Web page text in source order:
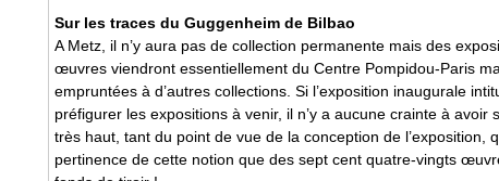
Sur les traces du Guggenheim de Bilbao
A Metz, il n’y aura pas de collection permanente mais des
œuvres viendront essentiellement du Centre Pompidou-Paris
empruntées à d’autres collections. Si l’exposition inaugurale
préfigurer les expositions à venir, il n’y a aucune crainte à
très haut, tant du point de vue de la conception de l’exposition,
pertinence de cette notion que des sept cent quatre-vingts